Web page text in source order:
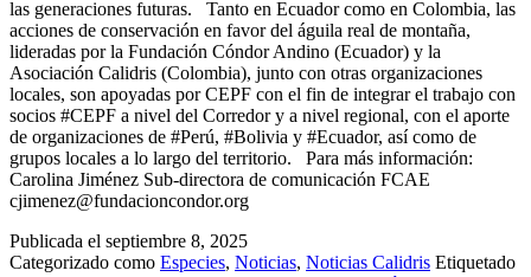
las generaciones futuras. Tanto en Ecuador como en Colombia, las
acciones de conservación en favor del águila real de montaña,
lideradas por la Fundación Cóndor Andino (Ecuador) y la
Asociación Calidris (Colombia), junto con otras organizaciones
locales, son apoyadas por CEPF con el fin de integrar el trabajo con
socios #CEPF a nivel del Corredor y a nivel regional, con el aporte
de organizaciones de #Perú, #Bolivia y #Ecuador, así como de
grupos locales a lo largo del territorio. Para más información:
Carolina Jiménez Sub-directora de comunicación FCAE
cjimenez@fundacioncondor.org
Publicada el septiembre 8, 2025
Categorizado como Especies, Noticias, Noticias Calidris Etiquetado